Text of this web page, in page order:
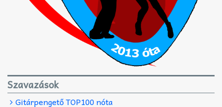
Szavazások
Gitárpengető TOP100 nóta